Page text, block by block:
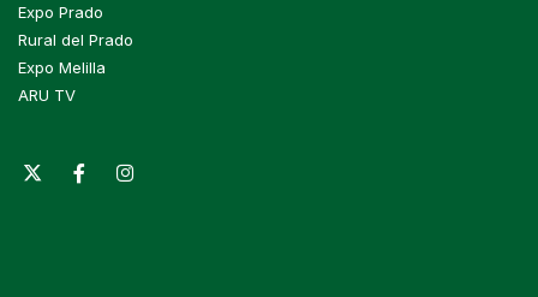
Expo Prado
Rural del Prado
Expo Melilla
ARU TV